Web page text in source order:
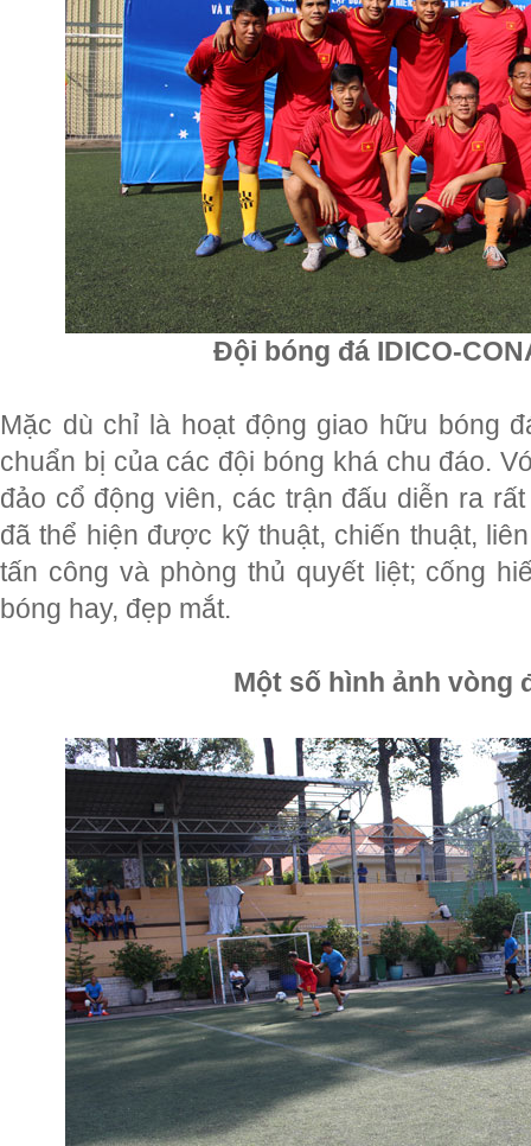
Đội bóng đá IDICO-
Mặc dù chỉ là hoạt động giao hữu bóng
chuẩn bị của các đội bóng khá chu đáo.
đảo cổ động viên, các trận đấu diễn ra
đã thể hiện được kỹ thuật, chiến thuật,
tấn công và phòng thủ quyết liệt; cống
bóng hay, đẹp mắt.
Một số hình ảnh vòng